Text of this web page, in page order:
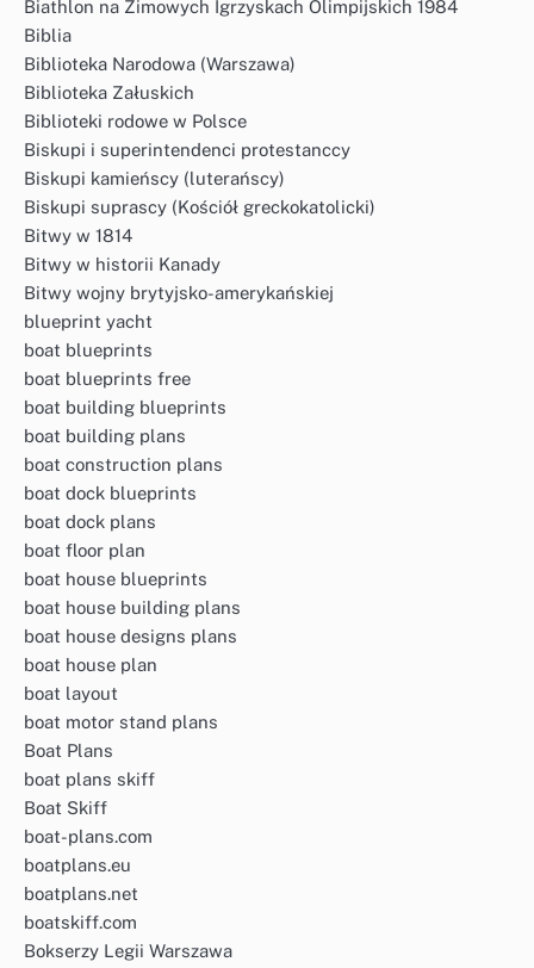
Biathlon na Zimowych Igrzyskach Olimpijskich 1984
Biblia
Biblioteka Narodowa (Warszawa)
Biblioteka Załuskich
Biblioteki rodowe w Polsce
Biskupi i superintendenci protestanccy
Biskupi kamieńscy (luterańscy)
Biskupi suprascy (Kościół greckokatolicki)
Bitwy w 1814
Bitwy w historii Kanady
Bitwy wojny brytyjsko-amerykańskiej
blueprint yacht
boat blueprints
boat blueprints free
boat building blueprints
boat building plans
boat construction plans
boat dock blueprints
boat dock plans
boat floor plan
boat house blueprints
boat house building plans
boat house designs plans
boat house plan
boat layout
boat motor stand plans
Boat Plans
boat plans skiff
Boat Skiff
boat-plans.com
boatplans.eu
boatplans.net
boatskiff.com
Bokserzy Legii Warszawa